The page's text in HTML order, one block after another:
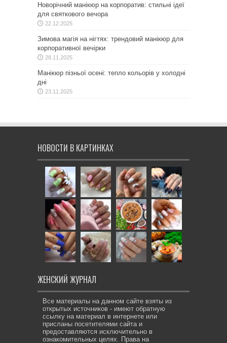
Новорічний манікюр на корпоратив: стильні ідеї
для святкового вечора
22.12.2025
Зимова магія на нігтях: трендовий манікюр для
корпоративної вечірки
28.11.2025
Манікюр пізньої осені: тепло кольорів у холодні
дні
23.11.2025
НОВОСТИ В КАРТИНКАХ
ЖЕНСКИЙ ЖУРНАЛ
Все материалы на данном сайте взяты из
открытых источников - имеют обратную
ссылку на материал в интернете или
присланы посетителями сайта и
предоставляются исключительно в
ознакомительных целях. Права на